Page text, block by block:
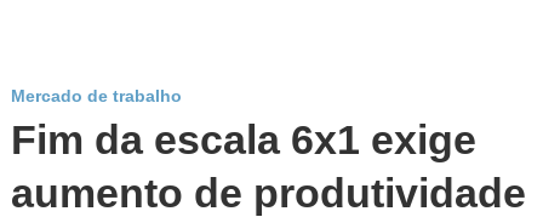
Mercado de trabalho
Fim da escala 6x1 exige
aumento de produtividade